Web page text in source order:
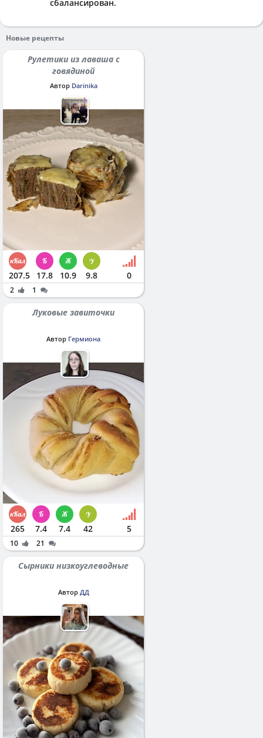
сбалансирован.
Новые рецепты
Рулетики из лаваша с
говядиной
Автор Darinika
207.5 17.8 10.9 9.8 0
2 1
Луковые завиточки
Автор Гермиона
265 7.4 7.4 42 5
10 21
Сырники низкоуглеводные
Автор ДД